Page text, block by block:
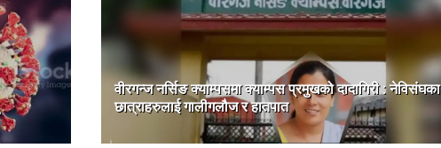
वीरगन्ज नर्सिङ क्याम्पसमा क्याम्पस प्रमुखको दादागिरी : नेविसंघका
छात्राहरुलाई गालीगलौज र हातपात